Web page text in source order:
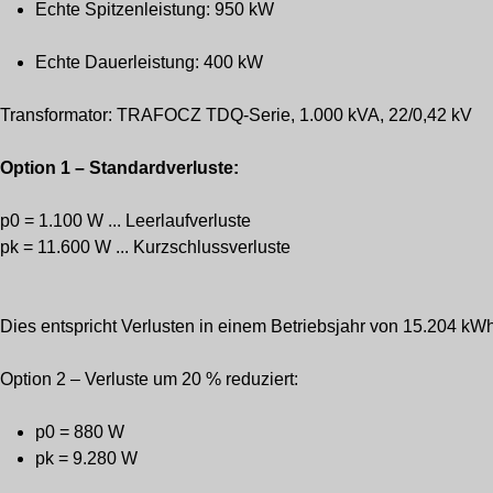
Echte Spitzenleistung: 950 kW
Echte Dauerleistung: 400 kW
Transformator: TRAFOCZ TDQ-Serie, 1.000 kVA, 22/0,42 kV
Option 1 – Standardverluste:
p0 = 1.100 W ... Leerlaufverluste
pk = 11.600 W ... Kurzschlussverluste
Dies entspricht Verlusten in einem Betriebsjahr von 15.204
Option 2 – Verluste um 20 % reduziert:
p0 = 880 W
pk = 9.280 W